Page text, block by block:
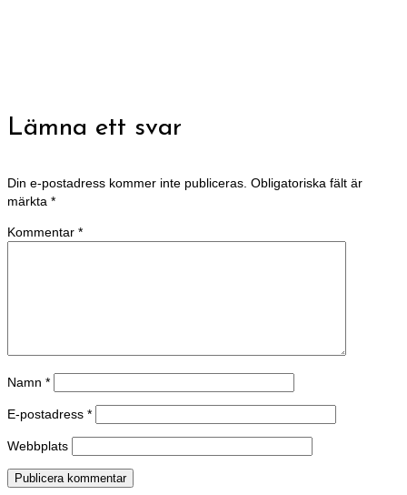
Lämna ett svar
Din e-postadress kommer inte publiceras. Obligatoriska fält är
märkta *
Kommentar *
Namn *
E-postadress *
Webbplats